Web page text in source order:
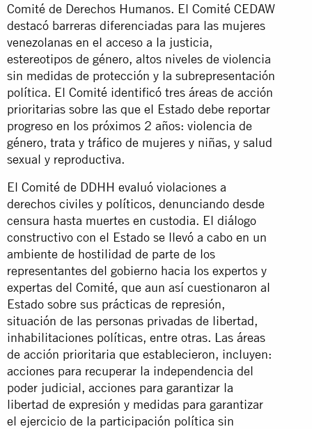
Comité de Derechos Humanos. El Comité CEDAW
destacó barreras diferenciadas para las mujeres
venezolanas en el acceso a la justicia,
estereotipos de género, altos niveles de violencia
sin medidas de protección y la subrepresentación
política. El Comité identificó tres áreas de acción
prioritarias sobre las que el Estado debe reportar
progreso en los próximos 2 años: violencia de
género, trata y tráfico de mujeres y niñas, y salud
sexual y reproductiva.
El Comité de DDHH evaluó violaciones a
derechos civiles y políticos, denunciando desde
censura hasta muertes en custodia. El diálogo
constructivo con el Estado se llevó a cabo en un
ambiente de hostilidad de parte de los
representantes del gobierno hacia los expertos y
expertas del Comité, que aun así cuestionaron al
Estado sobre sus prácticas de represión,
situación de las personas privadas de libertad,
inhabilitaciones políticas, entre otras. Las áreas
de acción prioritaria que establecieron, incluyen:
acciones para recuperar la independencia del
poder judicial, acciones para garantizar la
libertad de expresión y medidas para garantizar
el ejercicio de la participación política sin